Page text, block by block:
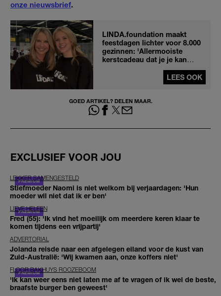
onze nieuwsbrief.
LINDA.foundation maakt
feestdagen lichter voor 8.000
gezinnen: 'Allermooiste
kerstcadeau dat je je kan
LEES OOK
GOED ARTIKEL? DELEN MAAR.
EXCLUSIEF VOOR JOU
LEKKER SAMENGESTELD
Stiefmoeder Naomi is niet welkom bij verjaardagen: 'Hun
moeder wil niet dat ik er ben'
LIEVE HELEEN
Fred (55): 'Ik vind het moeilijk om meerdere keren klaar te
komen tijdens een vrijpartij'
ADVERTORIAL
Jolanda reisde naar een afgelegen eiland voor de kust van
Zuid-Australië: 'Wij kwamen aan, onze koffers niet'
FLOOR BAKHUYS ROOZEBOOM
'Ik kan weer eens niet laten me af te vragen of ik wel de beste,
braafste burger ben geweest'